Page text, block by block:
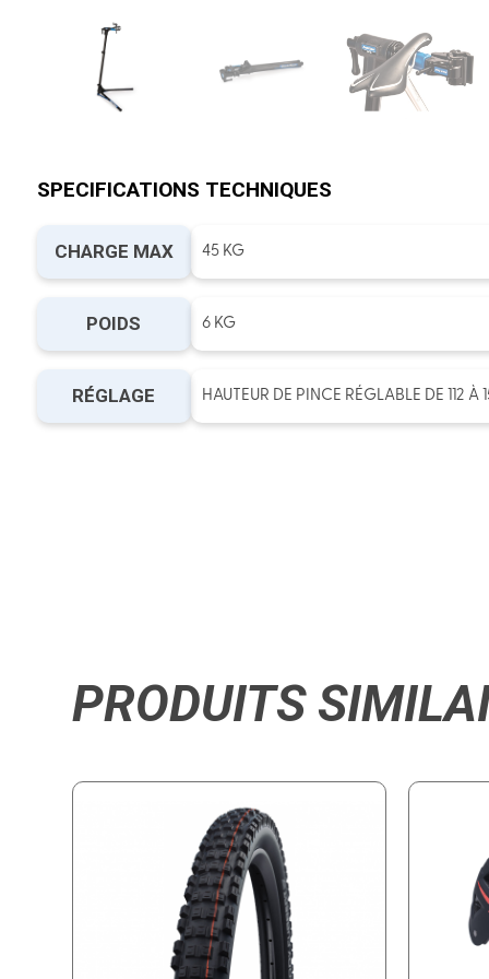
SPECIFICATIONS TECHNIQUES
CHARGE MAX 45 KG
POIDS 6 KG
RÉGLAGE HAUTEUR DE PINCE RÉGLABLE DE 112 À
PRODUITS